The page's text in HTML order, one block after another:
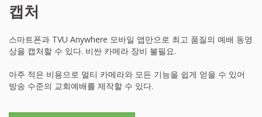
캡처
스마트폰과 TVU Anywhere 모바일 앱만으로 최고 품질의 예배 동영
상을 캡처할 수 있다. 비싼 카메라 장비 불필요.
아주 적은 비용으로 멀티 카메라와 모든 기능을 쉽게 얻을 수 있어
방송 수준의 교회예배를 제작할 수 있다.